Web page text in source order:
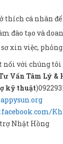
thích cá nhân
đào tạo và
xin việc,
nối với chúng
Vấn Tâm Lý &
kỹ thuật
Nhật Hồng